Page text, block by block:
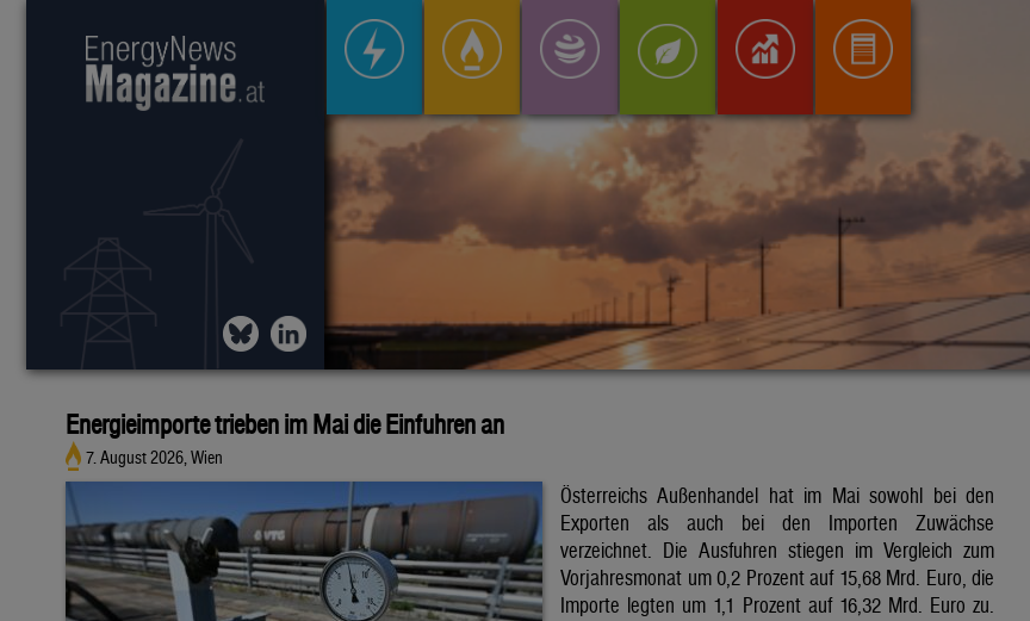
Energieimporte trieben im Mai die Einfuhren an
7. August 2026, Wien
Österreichs Außenhandel hat im Mai sowohl bei den
Exporten als auch bei den Importen Zuwächse
verzeichnet. Die Ausfuhren stiegen im Vergleich zum
Vorjahresmonat um 0,2 Prozent auf 15,68 Mrd. Euro, die
Importe legten um 1,1 Prozent auf 16,32 Mrd. Euro zu.